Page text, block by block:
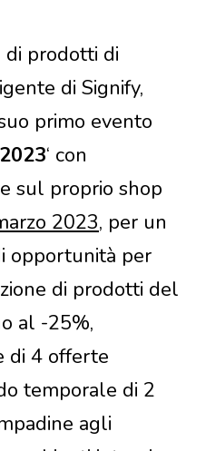
di prodotti di
di Signify,
primo evento
‘ con
sul proprio shop
2023, per un
opportunità per
di prodotti del
al -25%,
di 4 offerte
temporale di 2
agli